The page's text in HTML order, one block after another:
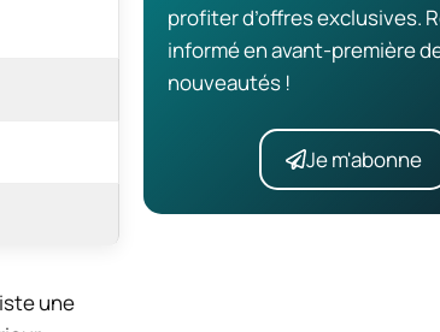
une
profiter d’offres exclusives.
informé en avant-première
nouveautés !
Je m'abonne